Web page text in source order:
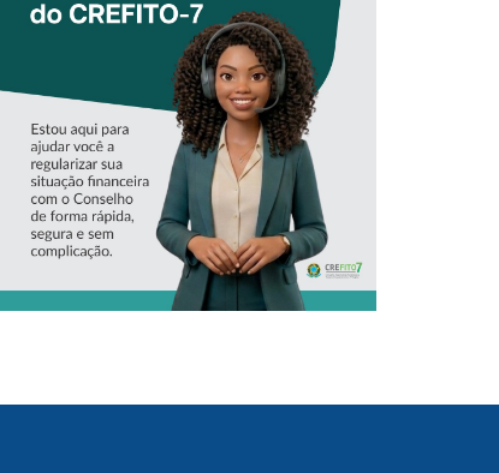
‘ALINE’,
ASSISTENTE
VIRTUAL DO
CREFITO-7